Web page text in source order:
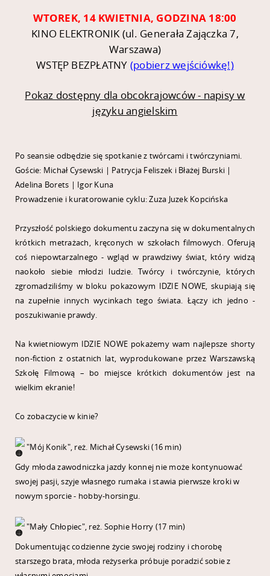
WTOREK, 14 KWIETNIA, GODZINA 18:00
KINO ELEKTRONIK (ul. Generała Zajączka 7,
Warszawa)
WSTĘP BEZPŁATNY (pobierz wejściówkę!)
Pokaz dostępny dla obcokrajowców - napisy w
języku angielskim
Po seansie odbędzie się spotkanie z twórcami i twórczyniami.
Goście: Michał Cysewski | Patrycja Feliszek i Błażej Burski |
Adelina Borets | Igor Kuna
Prowadzenie i kuratorowanie cyklu: Zuza Juzek Kopcińska
Przyszłość polskiego dokumentu zaczyna się w dokumentalnych
krótkich metrażach, kręconych w szkołach filmowych. Oferują
coś niepowtarzalnego - wgląd w prawdziwy świat, który widzą
naokoło siebie młodzi ludzie. Twórcy i twórczynie, których
zgromadziliśmy w bloku pokazowym IDZIE NOWE, skupiają się
na zupełnie innych wycinkach tego świata. Łączy ich jedno -
poszukiwanie prawdy.
Na kwietniowym IDZIE NOWE pokażemy wam najlepsze shorty
non-fiction z ostatnich lat, wyprodukowane przez Warszawską
Szkołę Filmową – bo miejsce krótkich dokumentów jest na
wielkim ekranie!
Co zobaczycie w kinie?
"Mój Konik", reż. Michał Cysewski (16 min)
Gdy młoda zawodniczka jazdy konnej nie może kontynuować
swojej pasji, szyje własnego rumaka i stawia pierwsze kroki w
nowym sporcie - hobby-horsingu.
"Mały Chłopiec", reż. Sophie Horry (17 min)
Dokumentując codzienne życie swojej rodziny i chorobę
starszego brata, młoda reżyserka próbuje poradzić sobie z